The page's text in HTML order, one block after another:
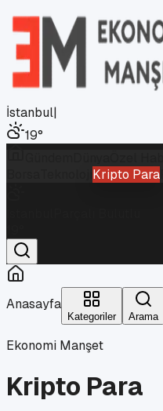
İstanbul|
19°
Kripto Para
Anasayfa
Kategoriler Arama
Ekonomi Manşet
Kripto Para